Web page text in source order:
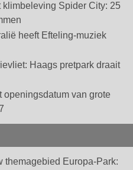
Spider City: 25
heeft Efteling-muziek
Haags pretpark draait
van grote
themagebied Europa-Park: